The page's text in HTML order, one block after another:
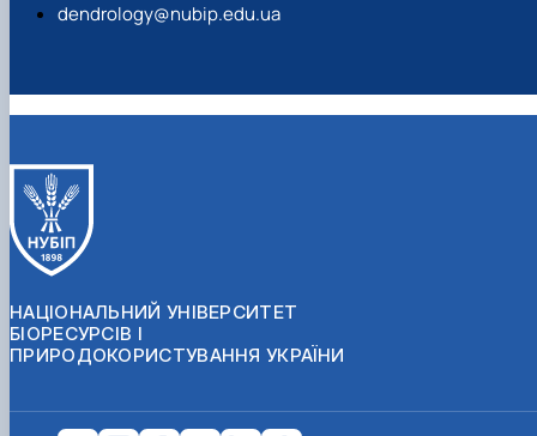
dendrology@nubip.edu.ua
НАЦІОНАЛЬНИЙ УНІВЕРСИТЕТ
БІОРЕСУРСІВ І
ПРИРОДОКОРИСТУВАННЯ УКРАЇНИ